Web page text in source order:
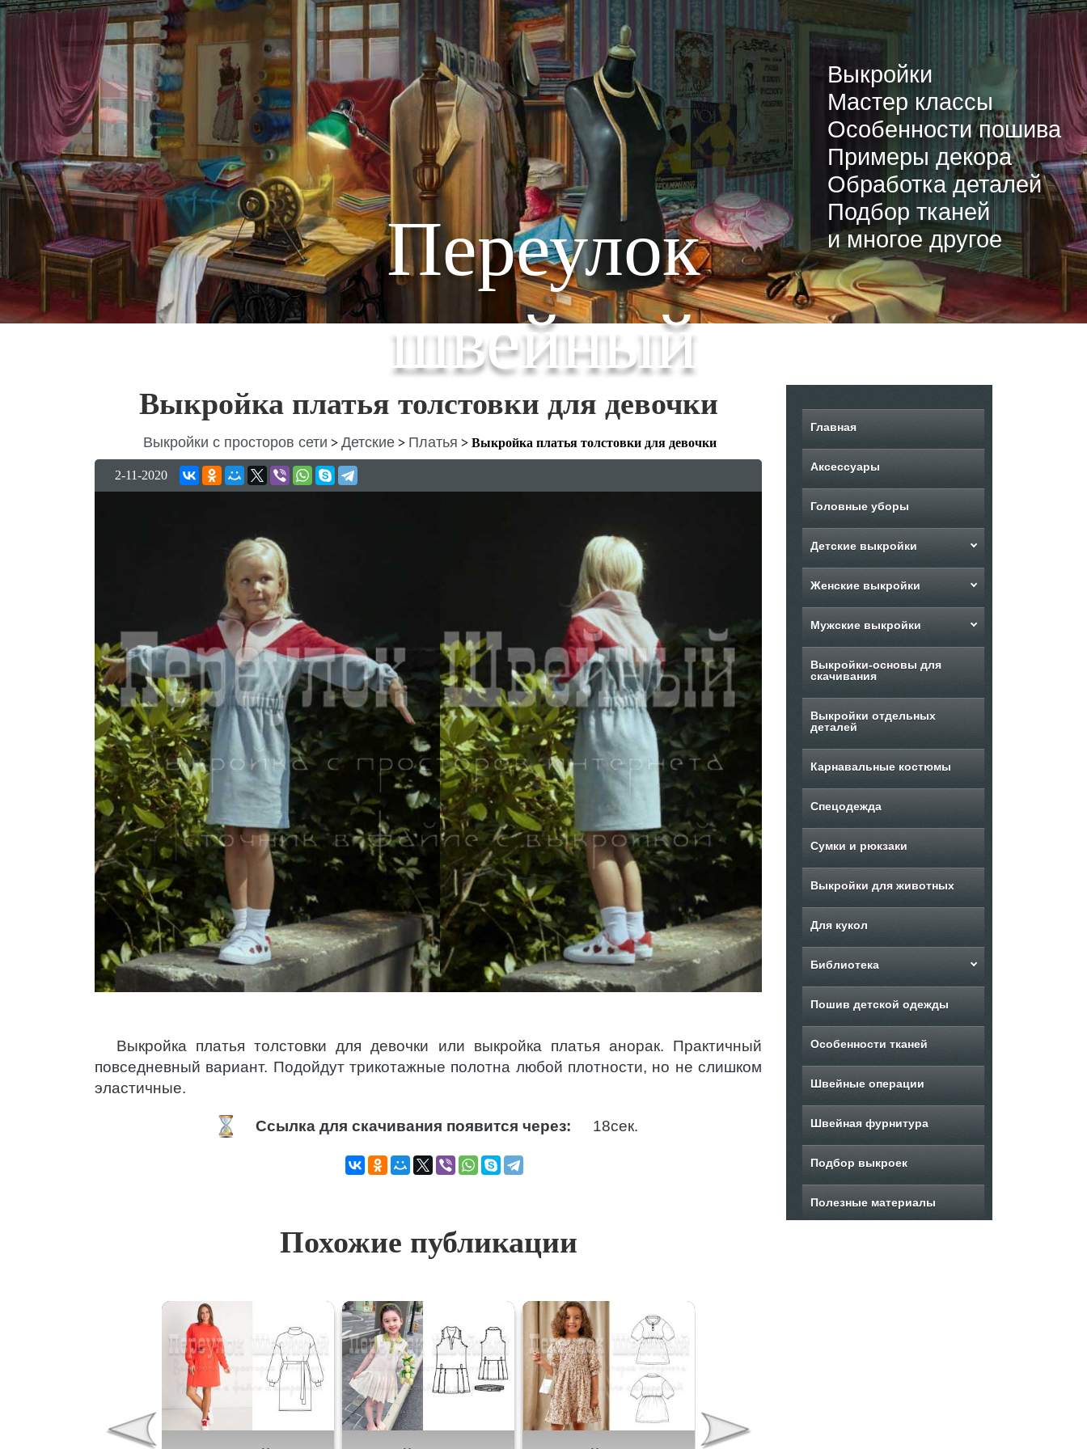
Переулок
швейный
Выкройки
Мастер классы
Особенности пошива
Примеры декора
Обработка деталей
Подбор тканей
и многое другое
Выкройка платья толстовки для девочки
Выкройки с просторов сети > Детские > Платья > Выкройка платья толстовки для девочки
2-11-2020
Выкройка платья толстовки для девочки или выкройка платья анорак. Практичный
повседневный вариант. Подойдут трикотажные полотна любой плотности, но не слишком
эластичные.
Ссылка для скачивания появится через: 17сек.
Похожие публикации
Главная
Аксессуары
Головные уборы
Детские выкройки
Женские выкройки
Мужские выкройки
Выкройки-основы для
скачивания
Выкройки отдельных
деталей
Карнавальные костюмы
Спецодежда
Сумки и рюкзаки
Выкройки для животных
Для кукол
Библиотека
Пошив детской одежды
Особенности тканей
Швейные операции
Швейная фурнитура
Подбор выкроек
Полезные материалы